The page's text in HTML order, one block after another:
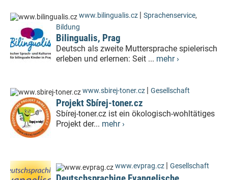
www.bilingualis.cz | Sprachenservice,
Bildung
Bilingualis, Prag
Deutsch als zweite Muttersprache spielerisch
erleben und erlernen: Seit ... mehr ›
www.sbirej-toner.cz | Gesellschaft
Projekt Sbírej-toner.cz
Sbírej-toner.cz ist ein ökologisch-wohltätiges
Projekt der... mehr ›
www.evprag.cz | Gesellschaft